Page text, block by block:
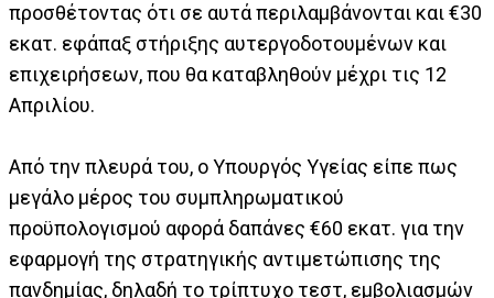
προσθέτοντας ότι σε αυτά περιλαμβάνονται και €30
εκατ. εφάπαξ στήριξης αυτεργοδοτουμένων και
επιχειρήσεων, που θα καταβληθούν μέχρι τις 12
Απριλίου.
Από την πλευρά του, ο Υπουργός Υγείας είπε πως
μεγάλο μέρος του συμπληρωματικού
προϋπολογισμού αφορά δαπάνες €60 εκατ. για την
εφαρμογή της στρατηγικής αντιμετώπισης της
πανδημίας, δηλαδή το τρίπτυχο τεστ, εμβολιασμών